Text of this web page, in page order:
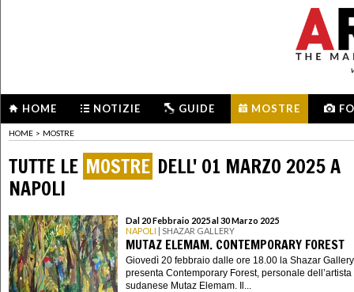
HOME NOTIZIE GUIDE MOSTRE
HOME > MOSTRE
TUTTE LE MOSTRE DELL' 01 MARZO 2025 A
NAPOLI
Dal 20 Febbraio 2025 al 30 Marzo 2025
NAPOLI | SHAZAR GALLERY
MUTAZ ELEMAM. CONTEMPORARY FOREST
Giovedì 20 febbraio dalle ore 18.00 la Shazar Gallery
presenta Contemporary Forest, personale dell’artista
sudanese Mutaz Elemam. Il...